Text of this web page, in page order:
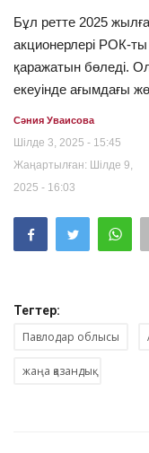
Бұл ретте 2025
акционерлері РОК-ты
қаражатын бөледі.
екеуінде ағымдағы
Сәния Уваисова
Шілде 3, 2025 - 15:45
Жаңартылған: Шілде 9,
2025 - 16:03
Тегтер:
Павлодар облысы
жаңа қазандық